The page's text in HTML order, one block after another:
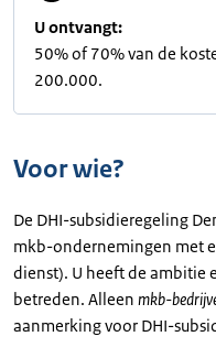
U ontvangt:
50% of 70% van de
200.000.
Voor wie?
De DHI-subsidieregeling
mkb-ondernemingen met
dienst). U heeft de ambitie
betreden. Alleen mkb-
aanmerking voor DHI-